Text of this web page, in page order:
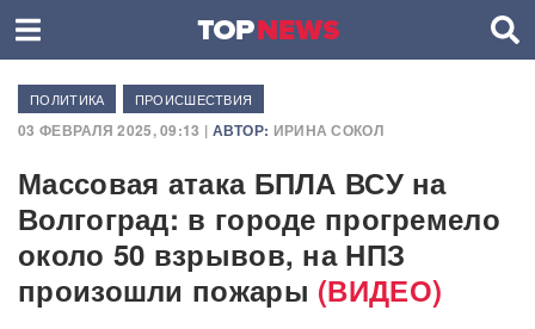
ПОЛИТИКА ПРОИСШЕСТВИЯ
03 ФЕВРАЛЯ 2025, 09:13 | АВТОР: ИРИНА СОКОЛ
Массовая атака БПЛА ВСУ на
Волгоград: в городе прогремело
около 50 взрывов, на НПЗ
произошли пожары (ВИДЕО)